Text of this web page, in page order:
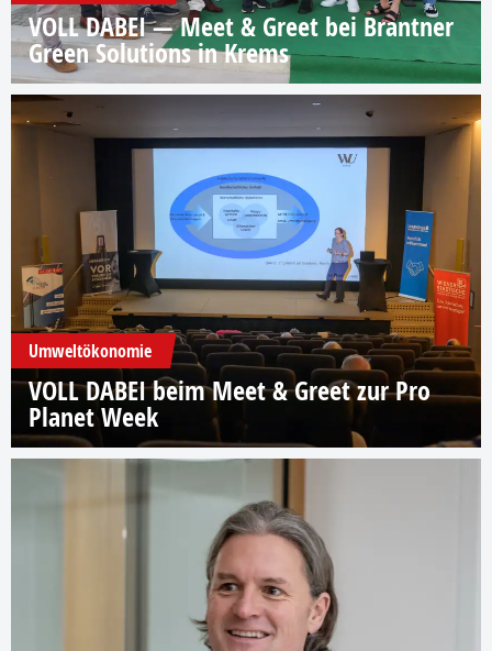
VOLL DABEI — Meet & Greet bei Brantner
Green Solutions in Krems
Umweltökonomie
VOLL DABEI beim Meet & Greet zur Pro
Planet Week